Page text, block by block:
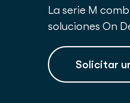
La serie M
soluciones On
Solicitar